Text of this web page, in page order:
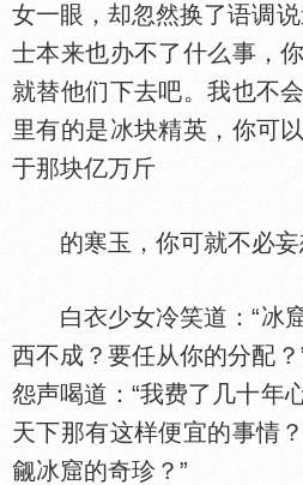
女一眼，却忽然换了语调
士本来也办不了什么事，
就替他们下去吧。我也不
里有的是冰块精英，你可
于那块亿万斤
的寒玉，你可就不必妄
白
少女冷笑道：“冰
西不成？要任从你的分配？
怨声喝道：“我费了几十年
天下那有这样便宜的事情
觎冰窟的奇珍？”